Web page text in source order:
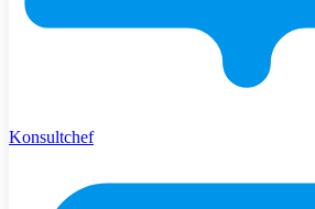
Konsultchef